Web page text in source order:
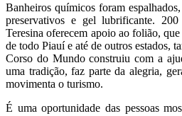
Banheiros químicos foram
preservativos e gel lubrificante.
Teresina oferecem apoio ao folião,
de todo Piauí e até de outros estados,
Corso do Mundo construiu com a
uma tradição, faz parte da alegria,
movimenta o turismo.
É uma oportunidade das pessoas